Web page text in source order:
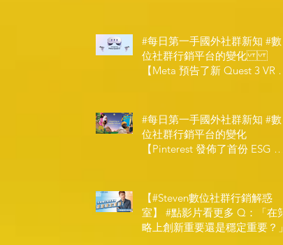
#每日第一手國外社群新知 #數
位社群行銷平台的變化
【Meta 預告了新 Quest 3 VR 耳
#每日第一手國外社群新知 #數
位社群行銷平台的變化
【Pinterest 發佈了首份 ESG 報
【#Steven數位社群行銷解惑
室】 #點影片看更多​ Q：「在策
略上創新重要還是穩定重要？」